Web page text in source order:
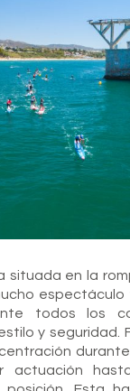
situada en la
espectáculo
todos los
y seguridad.
actuación